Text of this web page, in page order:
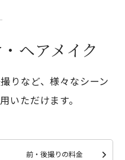
ヘアメイク
りなど、様々なシーン
いただけます。
前・後撮りの料金